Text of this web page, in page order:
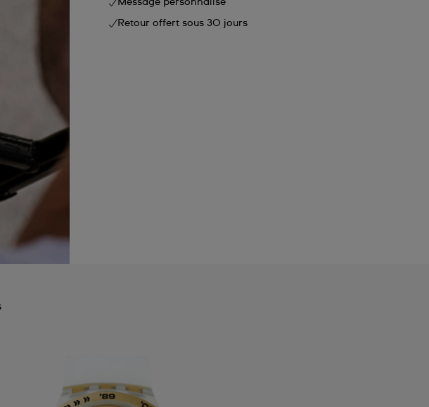
Message personnalisé
Retour offert sous 30 jours